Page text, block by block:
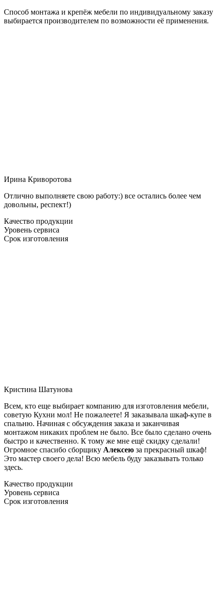
Способ монтажа и крепёж мебели по индивидуальному заказу
выбирается производителем по возможности её применения.
Ирина Криворотова
Отлично выполняете свою работу:) все остались более чем
довольны, респект!)
Качество продукции
Уровень сервиса
Срок изготовления
Кристина Шатунова
Всем, кто еще выбирает компанию для изготовления мебели,
советую Кухни мол! Не пожалеете! Я заказывала шкаф-купе в
спальню. Начиная с обсуждения заказа и заканчивая
монтажом никаких проблем не было. Все было сделано очень
быстро и качественно. К тому же мне ещё скидку сделали!
Огромное спасибо сборщику Алексею за прекрасный шкаф!
Это мастер своего дела! Всю мебель буду заказывать только
здесь.
Качество продукции
Уровень сервиса
Срок изготовления